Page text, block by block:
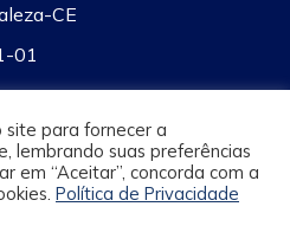
CE
01
site para fornecer a
lembrando suas preferências
em “Aceitar”, concorda com a
Política de Privacidade